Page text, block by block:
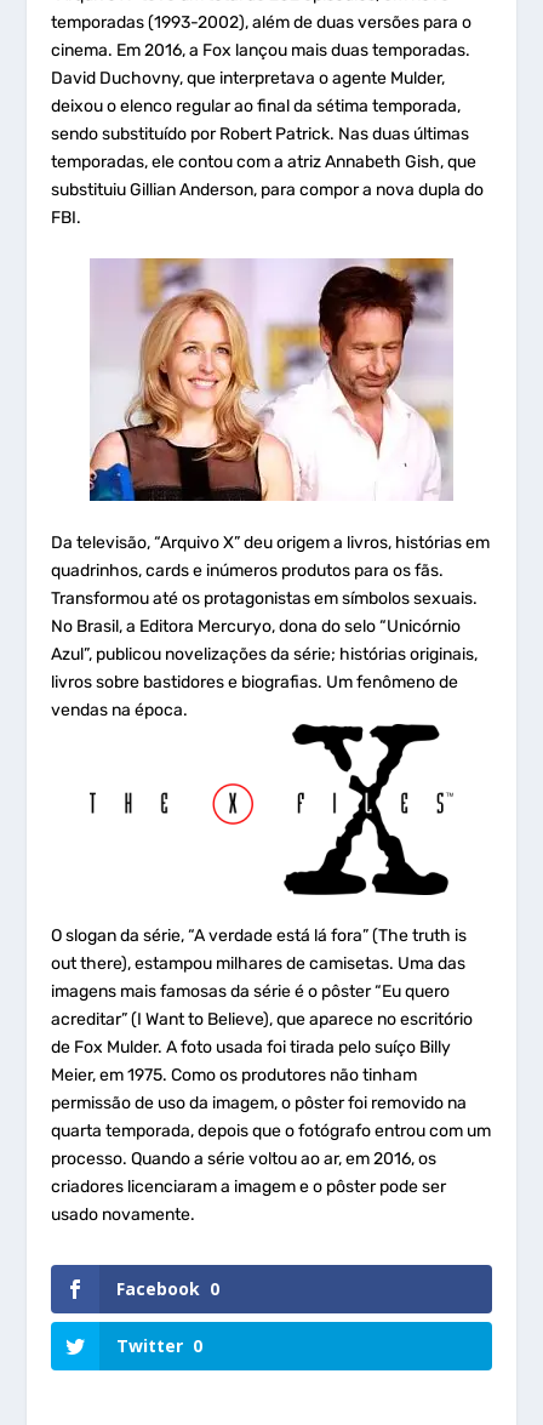
temporadas (1993-2002), além de duas versões para o
cinema. Em 2016, a Fox lançou mais duas temporadas.
David Duchovny, que interpretava o agente Mulder,
deixou o elenco regular ao final da sétima temporada,
sendo substituído por Robert Patrick. Nas duas últimas
temporadas, ele contou com a atriz Annabeth Gish, que
substituiu Gillian Anderson, para compor a nova dupla do
FBI.
Da televisão, “Arquivo X” deu origem a livros, histórias em
quadrinhos, cards e inúmeros produtos para os fãs.
Transformou até os protagonistas em símbolos sexuais.
No Brasil, a Editora Mercuryo, dona do selo “Unicórnio
Azul”, publicou novelizações da série; histórias originais,
livros sobre bastidores e biografias. Um fenômeno de
vendas na época.
O slogan da série, “A verdade está lá fora” (The truth is
out there), estampou milhares de camisetas. Uma das
imagens mais famosas da série é o pôster “Eu quero
acreditar” (I Want to Believe), que aparece no escritório
de Fox Mulder. A foto usada foi tirada pelo suíço Billy
Meier, em 1975. Como os produtores não tinham
permissão de uso da imagem, o pôster foi removido na
quarta temporada, depois que o fotógrafo entrou com um
processo. Quando a série voltou ao ar, em 2016, os
criadores licenciaram a imagem e o pôster pode ser
usado novamente.
Facebook 0
Twitter 0